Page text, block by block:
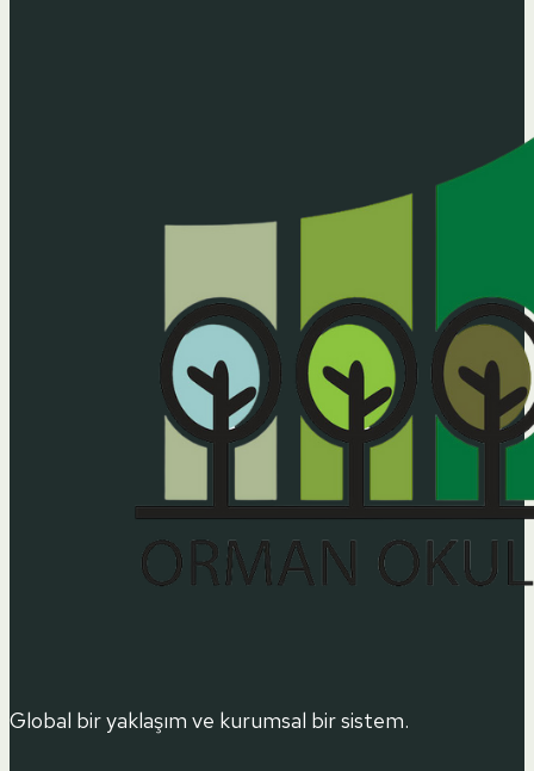
Global bir yaklaşım ve kurumsal bir sistem.